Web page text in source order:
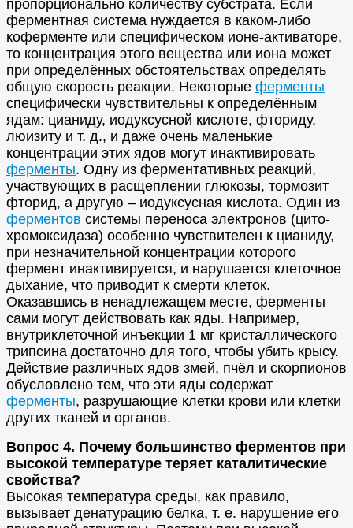
пропорционально количеству субстрата. Если
ферментная система нуждается в каком-либо
коферменте или специфическом ионе-активаторе,
то концентрация этого вещества или иона может
при определённых обстоятельствах определять
общую скорость реакции. Некоторые ферменты
специфически чувствительны к определённым
ядам: цианиду, иодуксусной кислоте, фториду,
люизиту и т. д., и даже очень маленькие
концентрации этих ядов могут инактивировать
ферменты. Одну из ферментативных реакций,
участвующих в расщеплении глюкозы, тормозит
фторид, а другую – иодуксусная кислота. Один из
ферментов системы переноса электронов (цито-
хромоксидаза) особенно чувствителен к цианиду,
при незначительной концентрации которого
фермент инактивируется, и нарушается клеточное
дыхание, что приводит к смерти клеток.
Оказавшись в ненадлежащем месте, ферменты
сами могут действовать как яды. Например,
внутриклеточной инъекции 1 мг кристаллического
трипсина достаточно для того, чтобы убить крысу.
Действие различных ядов змей, пчёл и скорпионов
обусловлено тем, что эти яды содержат
ферменты, разрушающие клетки крови или клетки
других тканей и органов.
Вопрос 4. Почему большинство ферментов при
высокой температуре теряет каталитические
свойства?
Высокая температура среды, как правило,
вызывает денатурацию белка, т. е. нарушение его